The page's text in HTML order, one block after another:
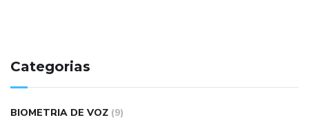
Categorias
BIOMETRIA DE VOZ (9)